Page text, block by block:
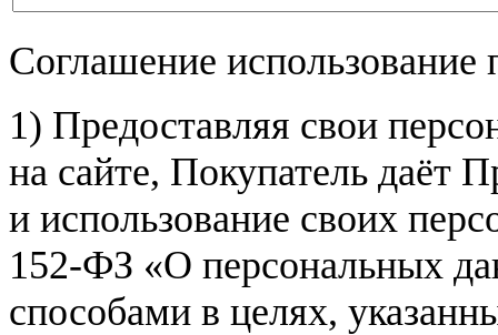
Соглашение
1) Предоставляя свои
на сайте, Покупатель даёт
и использование своих
152-ФЗ «О персональных
способами в целях,